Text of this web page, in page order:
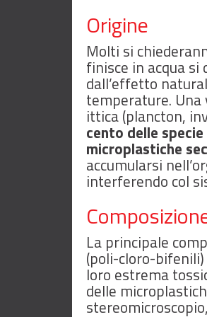
Origine
Molti si
finisce in acqua
dall’effetto
temperature.
ittica (plancton,
cento delle
microplastiche
accumularsi
interferendo col
La principale
(poli-cloro-bifenili)
loro estrema
delle